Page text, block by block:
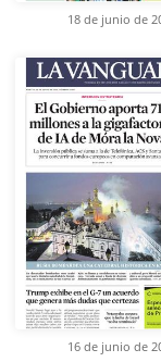
18 de junio de
16 de junio de